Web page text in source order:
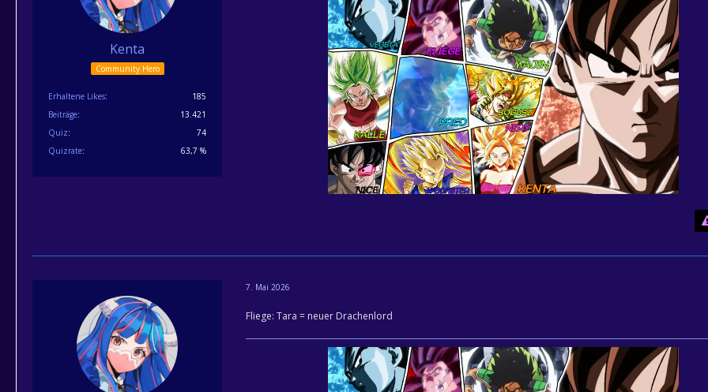
Kenta
Community Hero
Erhaltene Likes
185
Beiträge
13.421
Quiz
74
Quizrate
63,7 %
7. Mai 2026
Fliege: Tara = neuer Drachenlord